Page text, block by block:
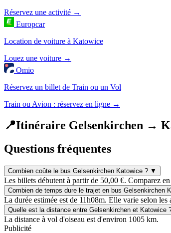
Réservez une activité →
Europcar
Location de voiture à Katowice
Louez une voiture →
Omio
Réservez un billet de Train ou un Vol
Train ou Avion : réservez en ligne →
📍Itinéraire Gelsenkirchen →
Questions fréquentes
Combien coûte le bus Gelsenkirchen Katowice ? ▼
Les billets débutent à partir de 50,00 €. Comparez
Combien de temps dure le trajet en bus Gelsenkirchen
La durée estimée est de 11h08m. Elle varie selon
Quelle est la distance entre Gelsenkirchen et Katowice
La distance à vol d'oiseau est d'environ 1005 km.
Publicité